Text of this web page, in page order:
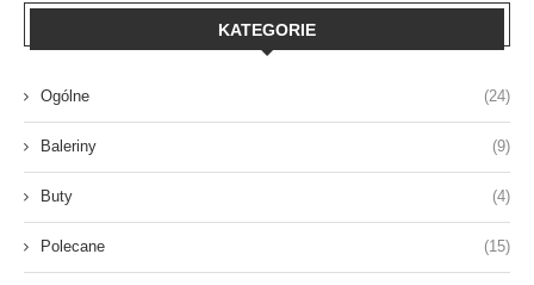
KATEGORIE
Ogólne (24)
Baleriny (9)
Buty (4)
Polecane (15)